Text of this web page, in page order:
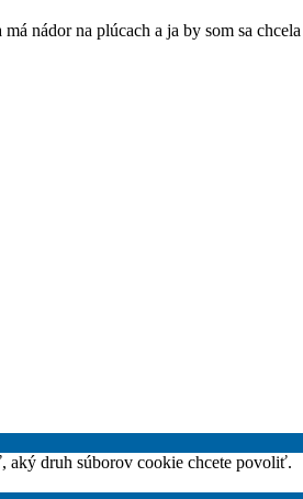
nádor na plúcach a ja by som sa
druh súborov cookie chcete povoliť.